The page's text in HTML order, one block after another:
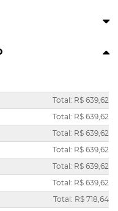
Total: R$ 639,62
Total: R$ 639,62
Total: R$ 639,62
Total: R$ 639,62
Total: R$ 639,62
Total: R$ 639,62
Total: R$ 718,64